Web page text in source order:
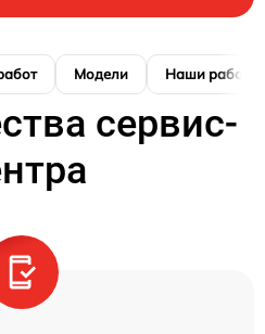
Модели Наши работы
сервис-